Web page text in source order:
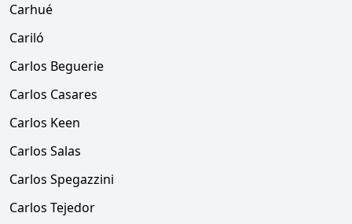
Carhué
Cariló
Carlos Beguerie
Carlos Casares
Carlos Keen
Carlos Salas
Carlos Spegazzini
Carlos Tejedor